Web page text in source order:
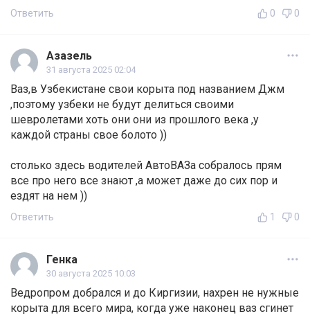
Ответить 0 0
Азазель
31 августа 2025 02:04
Ваз,в Узбекистане свои корыта под названием Джм
,поэтому узбеки не будут делиться своими
шевролетами хоть они они из прошлого века ,у
каждой страны свое болото ))
столько здесь водителей АвтоВАЗа собралось прям
все про него все знают ,а может даже до сих пор и
ездят на нем ))
Ответить 1 0
Генка
30 августа 2025 10:03
Ведропром добрался и до Киргизии, нахрен не нужные
корыта для всего мира, когда уже наконец ваз сгинет